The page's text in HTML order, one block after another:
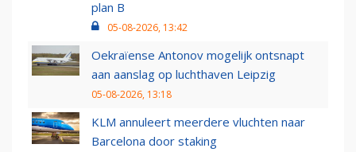
plan B
05-08-2026, 13:42
Oekraïense Antonov mogelijk ontsnapt
aan aanslag op luchthaven Leipzig
05-08-2026, 13:18
KLM annuleert meerdere vluchten naar
Barcelona door staking